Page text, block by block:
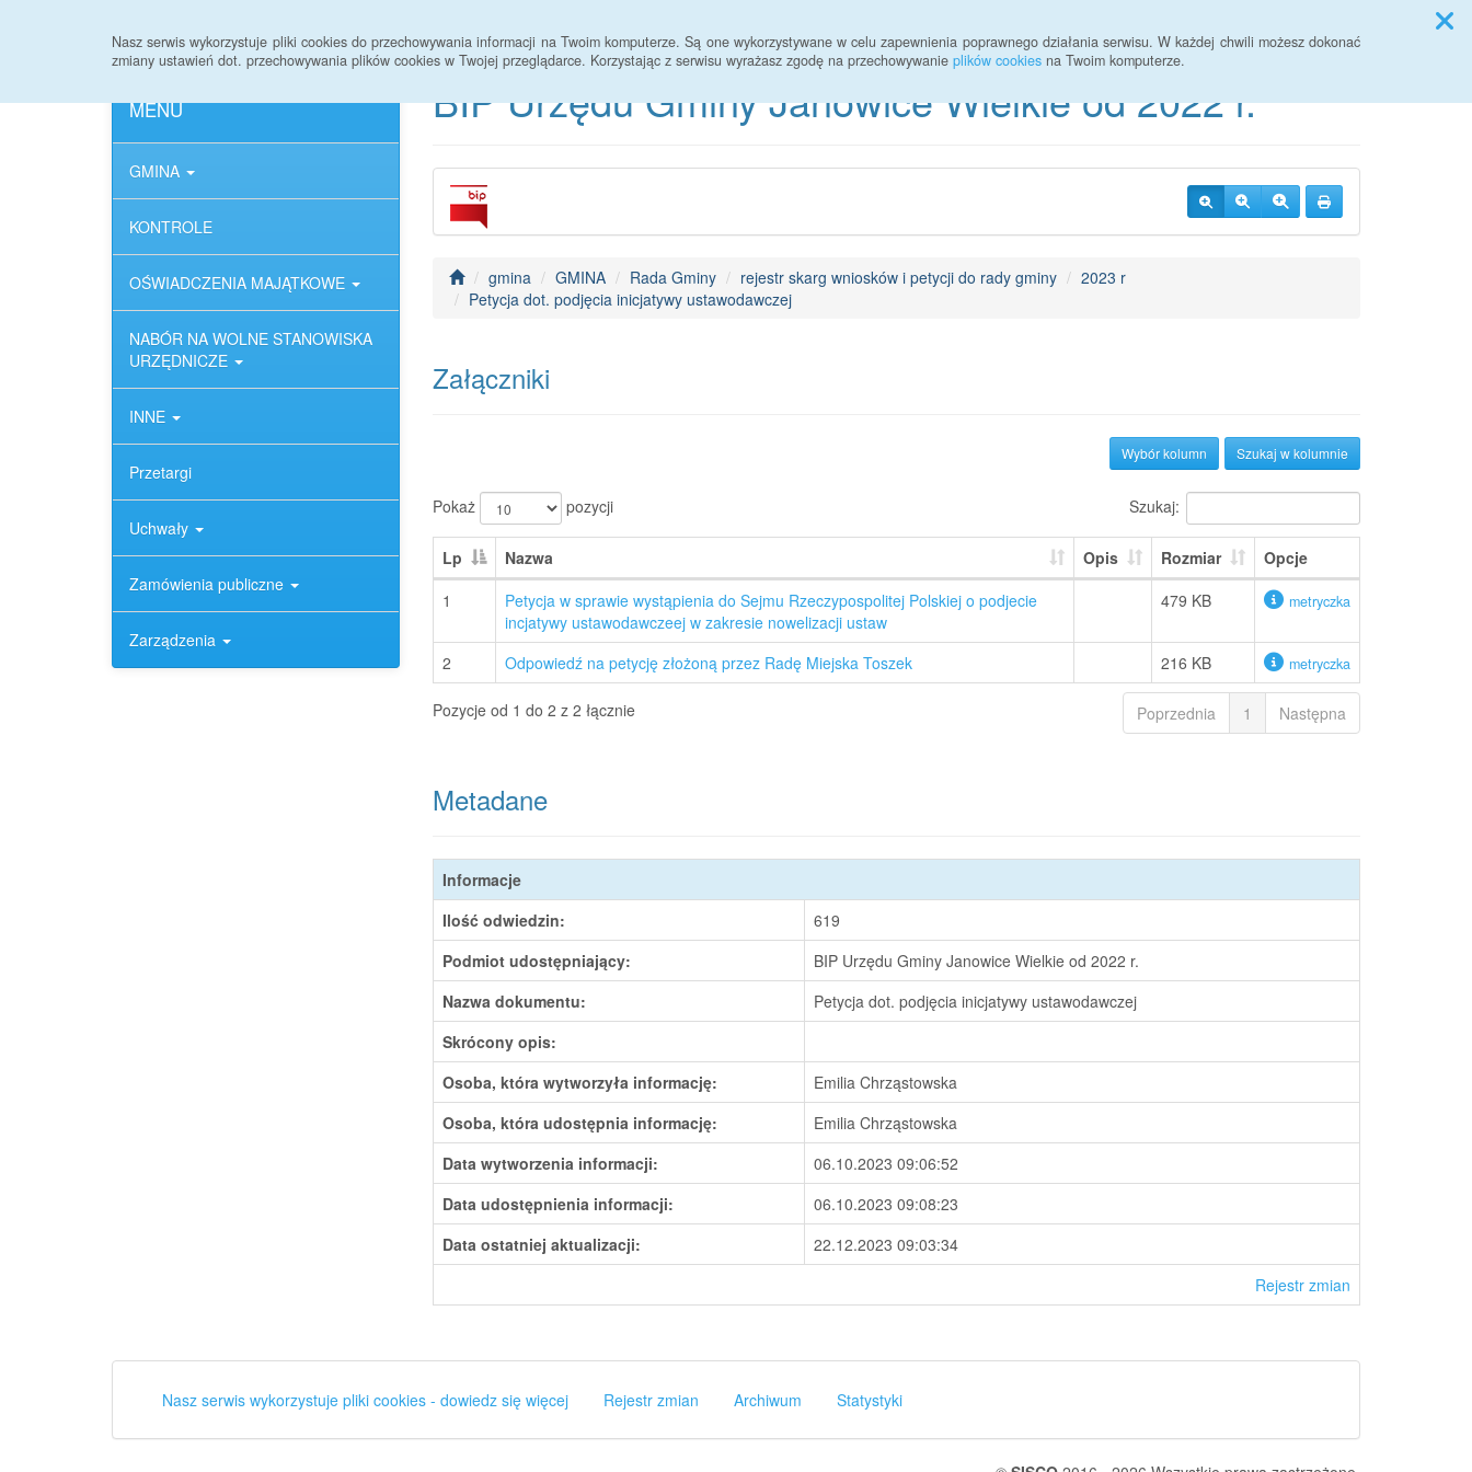
Nasz serwis wykorzystuje pliki cookies do przechowywania informacji na Twoim komputerze. Są one wykorzystywane w celu zapewnienia poprawnego działania serwisu. W każdej chwili możesz dokonać
zmiany ustawień dot. przechowywania plików cookies w Twojej przeglądarce. Korzystając z serwisu wyrażasz zgodę na przechowywanie plików cookies na Twoim komputerze.
MENU
GMINA
KONTROLE
OŚWIADCZENIA MAJĄTKOWE
NABÓR NA WOLNE STANOWISKA
URZĘDNICZE
INNE
Przetargi
Uchwały
Zamówienia publiczne
Zarządzenia
BIP Urzędu Gminy Janowice Wielkie od 2022 r.
gmina GMINA Rada Gminy rejestr skarg wniosków i petycji do rady gminy
2023 r
Petycja dot. podjęcia inicjatywy ustawodawczej
Załączniki
Szukaj w kolumnie
Wybór kolumn
Pokaż pozycji Szukaj:
Lp Nazwa Opis Rozmiar
Opcje
1
Petycja w sprawie wystąpienia do Sejmu Rzeczypospolitej Polskiej o podjecie
incjatywy ustawodawczeej w zakresie nowelizacji ustaw
479 KB metryczka
2 Odpowiedź na petycję złożoną przez Radę Miejska Toszek 216 KB metryczka
Pozycje od 1 do 2 z 2 łącznie Poprzednia 1 Następna
Metadane
Informacje
Ilość odwiedzin:
619
Podmiot udostępniający:
BIP Urzędu Gminy Janowice Wielkie od 2022 r.
Nazwa dokumentu:
Petycja dot. podjęcia inicjatywy ustawodawczej
Skrócony opis:
Osoba, która wytworzyła informację:
Emilia Chrząstowska
Osoba, która udostępnia informację:
Emilia Chrząstowska
Data wytworzenia informacji:
06.10.2023 09:06:52
Data udostępnienia informacji:
06.10.2023 09:08:23
Data ostatniej aktualizacji:
22.12.2023 09:03:34
Rejestr zmian
Nasz serwis wykorzystuje pliki cookies - dowiedz się więcej Rejestr zmian Archiwum Statystyki